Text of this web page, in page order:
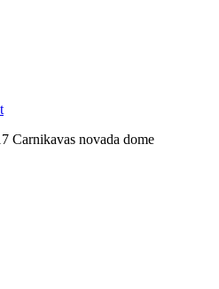
Carnikavas novada dome